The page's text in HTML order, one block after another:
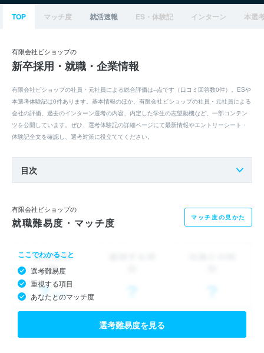
TOP マッチ度 就活速報 ES・体験記 インターン 本選
有限会社ビショップの
新卒採用・就職・企業情報
有限会社ビショップの社員・元社員による総合評価は--点です（口コミ回答数0件）。ESや
本選考体験記は0件あります。基本情報のほか、有限会社ビショップの社員・元社員による
会社の評価、過去のインターン選考の内容、内定した学生の志望動機など、一部コンテン
ツを公開しています。ぜひ、選考体験記の詳細ページにて最新情報やエントリーシート・
体験記全文を確認し、選考対策に役立ててください。
目次
有限会社ビショップの
就職難易度・マッチ度 マッチ度の見かた
ここでわかること
選考難易度
重視する項目
あなたとのマッチ度
選考難易度を見る